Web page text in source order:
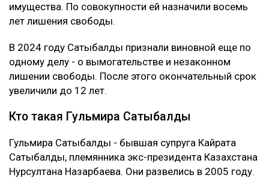
имущества. По совокупности ей назначили восемь
лет лишения свободы.
В 2024 году Сатыбалды признали виновной еще по
одному делу - о вымогательстве и незаконном
лишении свободы. После этого окончательный срок
увеличили до 12 лет.
Кто такая Гульмира Сатыбалды
Гульмира Сатыбалды - бывшая супруга Кайрата
Сатыбалды, племянника экс-президента Казахстана
Нурсултана Назарбаева. Они развелись в 2005 году.